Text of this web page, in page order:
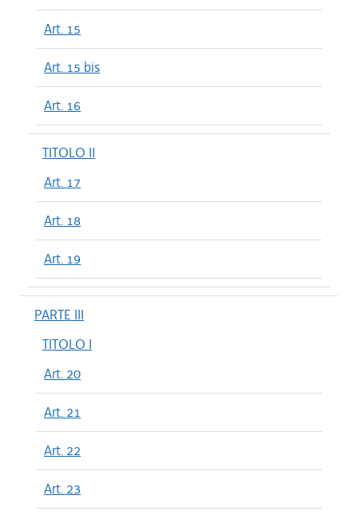
Art. 15
Art. 15 bis
Art. 16
TITOLO II
Art. 17
Art. 18
Art. 19
PARTE III
TITOLO I
Art. 20
Art. 21
Art. 22
Art. 23